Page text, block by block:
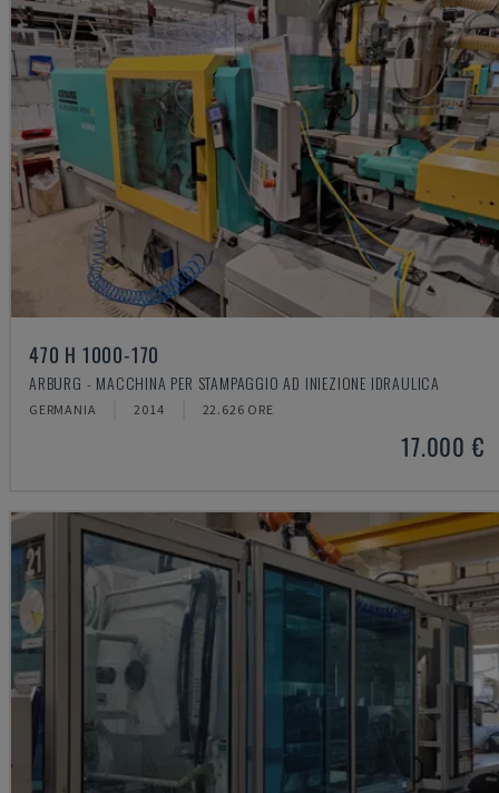
470 H 1000-170
ARBURG - MACCHINA PER STAMPAGGIO AD INIEZIONE IDRAULICA
GERMANIA 2014 22.626 ORE
17.000 €